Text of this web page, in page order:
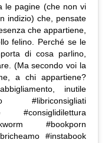
le pagine (che non vi
indizio) che, pensate
che appartiene,
felino. Perché se le
di cosa parlino,
(Ma secondo voi la
a chi appartiene?
inutile
#libriconsigliati
#consiglidilettura
#bookporn
#instabook